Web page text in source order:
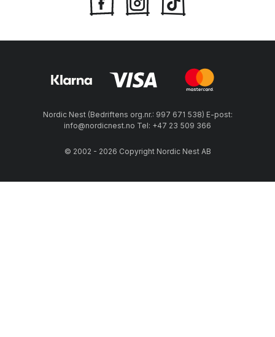
Nordic Nest (Bedriftens org.nr.: 997 671 538) E-post:
info@nordicnest.no Tel: +47 23 509 366
© 2002 - 2026 Copyright Nordic Nest AB